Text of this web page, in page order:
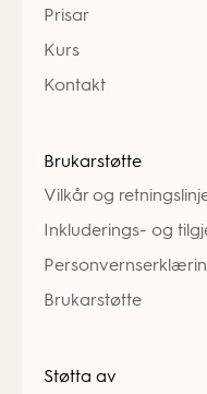
Prisar
Kurs
Kontakt
Brukarstøtte
Vilkår og
Inkluderings- og
Brukarstøtte
Støtta av